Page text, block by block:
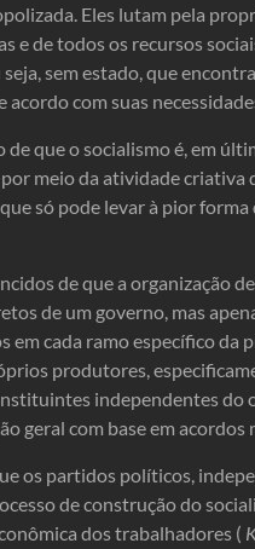
Eles lutam pela
e de todos os recursos
sem estado, que
acordo com suas
que o socialismo é, em
meio da atividade
só pode levar à pior
de que a organização
de um governo, mas
em cada ramo específico
produtores,
independentes do
geral com base em acordos
os partidos políticos,
de construção do
dos trabalhadores (